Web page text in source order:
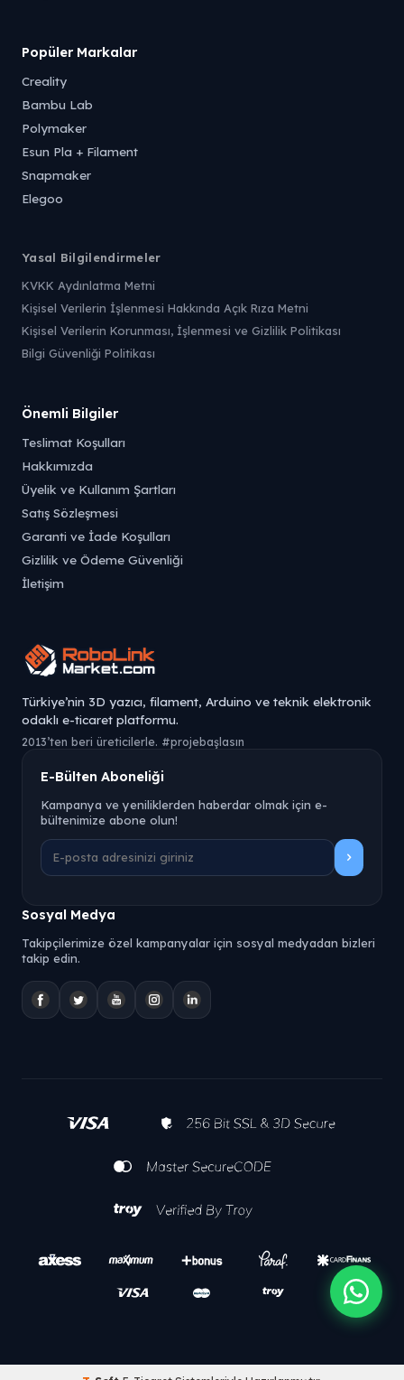
Popüler Markalar
Creality
Bambu Lab
Polymaker
Esun Pla + Filament
Snapmaker
Elegoo
Yasal Bilgilendirmeler
KVKK Aydınlatma Metni
Kişisel Verilerin İşlenmesi Hakkında Açık Rıza Metni
Kişisel Verilerin Korunması, İşlenmesi ve Gizlilik Politikası
Bilgi Güvenliği Politikası
Önemli Bilgiler
Teslimat Koşulları
Hakkımızda
Üyelik ve Kullanım Şartları
Satış Sözleşmesi
Garanti ve İade Koşulları
Gizlilik ve Ödeme Güvenliği
İletişim
Türkiye’nin 3D yazıcı, filament, Arduino ve teknik elektronik
odaklı e-ticaret platformu.
2013’ten beri üreticilerle. #projebaşlasın
E-Bülten Aboneliği
Kampanya ve yeniliklerden haberdar olmak için e-
bültenimize abone olun!
Sosyal Medya
Takipçilerimize özel kampanyalar için sosyal medyadan bizleri
takip edin.